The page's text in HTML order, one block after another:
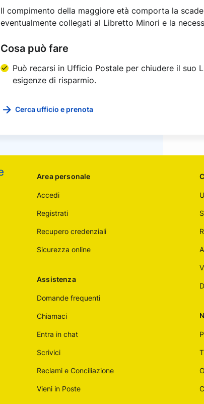
Il compimento della maggiore età comporta la
eventualmente collegati al Libretto Minori e la
Cosa può fare
Può recarsi in Ufficio Postale per chiudere il suo
esigenze di risparmio.
Cerca ufficio e prenota
Area personale
Accedi
Registrati
Recupero credenziali
Sicurezza online
Assistenza
Domande frequenti
Chiamaci
Entra in chat
Scrivici
Reclami e Conciliazione
Vieni in Poste